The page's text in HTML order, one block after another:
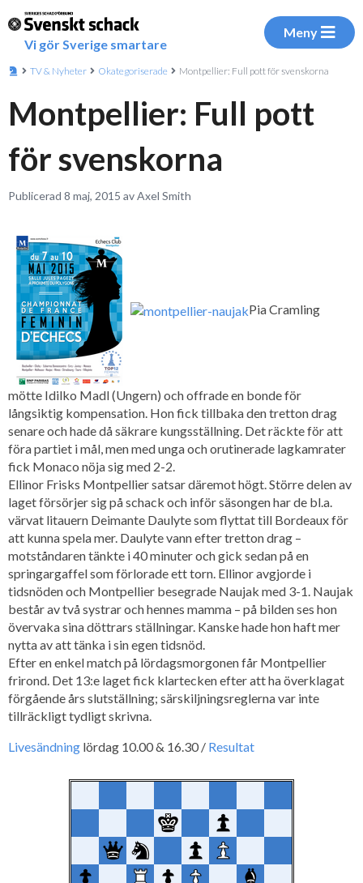
Vi gör Sverige smartare
Meny
TV & Nyheter Okategoriserade Montpellier: Full pott för svenskorna
Montpellier: Full pott
för svenskorna
Publicerad 8 maj, 2015 av Axel Smith
Pia Cramling
mötte Idilko Madl (Ungern) och offrade en bonde för
långsiktig kompensation. Hon fick tillbaka den tretton drag
senare och hade då säkrare kungsställning. Det räckte för att
föra partiet i mål, men med unga och orutinerade lagkamrater
fick Monaco nöja sig med 2-2.
Ellinor Frisks Montpellier satsar däremot högt. Större delen av
laget försörjer sig på schack och inför säsongen har de bl.a.
värvat litauern Deimante Daulyte som flyttat till Bordeaux för
att kunna spela mer. Daulyte vann efter tretton drag –
motståndaren tänkte i 40 minuter och gick sedan på en
springargaffel som förlorade ett torn. Ellinor avgjorde i
tidsnöden och Montpellier besegrade Naujak med 3-1. Naujak
består av två systrar och hennes mamma – på bilden ses hon
övervaka sina döttrars ställningar. Kanske hade hon haft mer
nytta av att tänka i sin egen tidsnöd.
Efter en enkel match på lördagsmorgonen får Montpellier
frirond. Det 13:e laget fick klartecken efter att ha överklagat
förgående års slutställning; särskiljningsreglerna var inte
tillräckligt tydligt skrivna.
Livesändning lördag 10.00 & 16.30 / Resultat